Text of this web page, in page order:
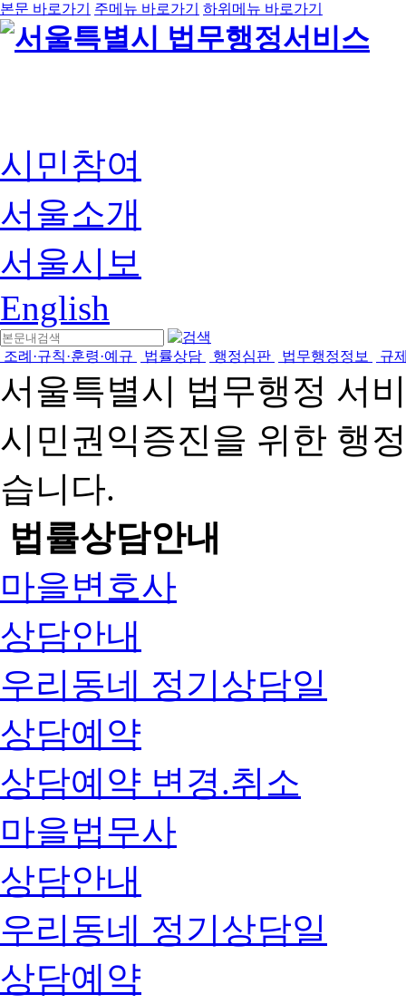
본문 바로가기 주메뉴 바로가기 하위메뉴 바로가기
시민참여
서울소개
서울시보
English
조례·규칙·훈령·예규 법률상담 행정심판 법무행정정보 규
서울특별시 법무행정 서
시민권익증진을 위한 행
습니다.
법률상담안내
마을변호사
상담안내
우리동네 정기상담일
상담예약
상담예약 변경.취소
마을법무사
상담안내
우리동네 정기상담일
상담예약